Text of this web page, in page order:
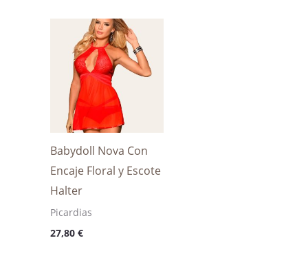
Babydoll Nova Con
Encaje Floral y Escote
Halter
Picardias
27,80 €